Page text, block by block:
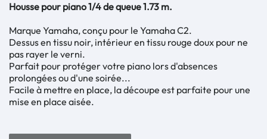
Housse pour piano 1/4 de queue 1.73 m.
Marque Yamaha, conçu pour le Yamaha C2.
Dessus en tissu noir, intérieur en tissu rouge doux pour ne
pas rayer le verni.
Parfait pour protéger votre piano lors d'absences
prolongées ou d'une soirée...
Facile à mettre en place, la découpe est parfaite pour une
mise en place aisée.